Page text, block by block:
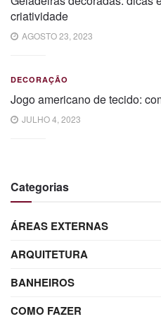
criatividade
AGOSTO 23, 2023
DECORAÇÃO
Jogo americano de tecido:
JULHO 4, 2023
Categorias
ÁREAS EXTERNAS
ARQUITETURA
BANHEIROS
COMO FAZER